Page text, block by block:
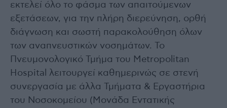
εκτελεί όλο το φάσμα των απαιτούμενων
εξετάσεων, για την πλήρη διερεύνηση, ορθή
διάγνωση και σωστή παρακολούθηση όλων
των αναπνευστικών νοσημάτων. Το
Πνευμονολογικό Τμήμα του Metropolitan
Hospital λειτουργεί καθημερινώς σε στενή
συνεργασία με άλλα Τμήματα & Εργαστήρια
του Νοσοκομείου (Μονάδα Εντατικής